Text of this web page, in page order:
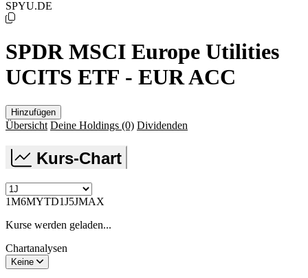
SPYU.DE
SPDR MSCI Europe Utilities
UCITS ETF - EUR ACC
Hinzufügen
Übersicht Deine Holdings (0) Dividenden
Kurs-Chart
1M6MYTD1J5JMAX
Kurse werden geladen...
Chartanalysen
Keine